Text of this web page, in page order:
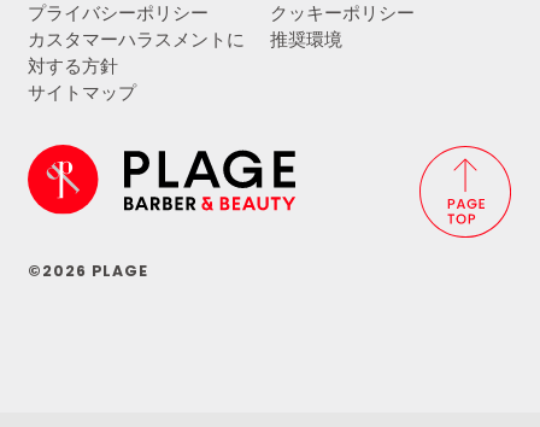
プライバシーポリシー
クッキーポリシー
カスタマーハラスメントに
対する方針
推奨環境
サイトマップ
©2026 PLAGE